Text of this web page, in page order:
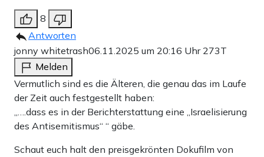
8
Antworten
jonny whitetrash06.11.2025 um 20:16 Uhr 273T
Melden
Vermutlich sind es die Älteren, die genau das im Laufe
der Zeit auch festgestellt haben:
„….dass es in der Berichterstattung eine „Israelisierung
des Antisemitismus“ “ gäbe.
Schaut euch halt den preisgekrönten Dokufilm von